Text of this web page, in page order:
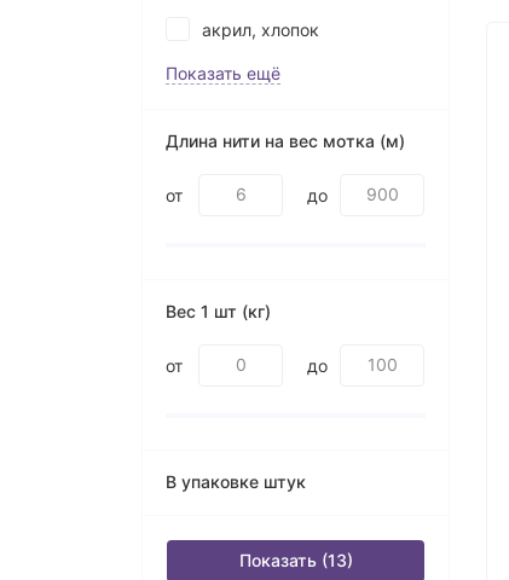
акрил, хлопок
Показать ещё
Длина нити на вес мотка (м)
от до
Вес 1 шт (кг)
от до
В упаковке штук
Показать